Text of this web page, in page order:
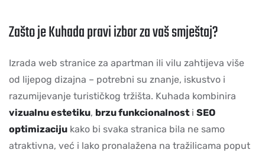
Zašto je Kuhada pravi izbor za vaš smještaj?
Izrada web stranice za apartman ili vilu zahtijeva više
od lijepog dizajna – potrebni su znanje, iskustvo i
razumijevanje turističkog tržišta. Kuhada kombinira
vizualnu estetiku, brzu funkcionalnost i SEO
optimizaciju kako bi svaka stranica bila ne samo
atraktivna, već i lako pronalažena na tražilicama poput